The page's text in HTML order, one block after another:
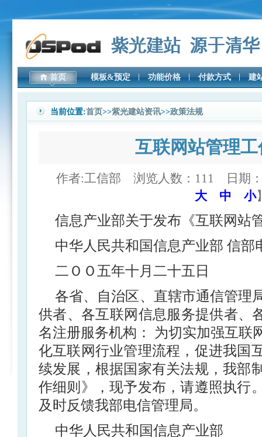
首页 模板&预定 功能价格 付款方式 建
当前位置:首页>>紫光建站资讯>>政策法规
互联网站管理
作者:工信部 浏览人数：111 日期：
大
中 小
信息产业部关于发布《互联网站
中华人民共和国信息产业部 信部
二ＯＯ五年十月二十五日
各省、自治区、直辖市通信管理
供者、各互联网信息服务提供者、
名注册服务机构： 为切实加强互联
化互联网行业管理流程，促进我国
续发展，根据国家有关法规，我部
作细则》，现予发布，请遵照执行
及时反馈我部电信管理局。
中华人民共和国信息产业部